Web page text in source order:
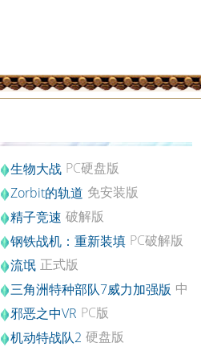
生物大战 PC硬盘版
Zorbit的轨道 免安装版
精子竞速 破解版
钢铁战机：重新装填 PC破解版
流氓 正式版
三角洲特种部队7威力加强版 中
文汉化版v1.6.3
邪恶之中VR PC版
机动特战队2 硬盘版